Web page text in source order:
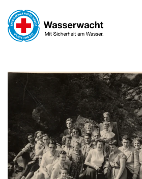
Skip to main content